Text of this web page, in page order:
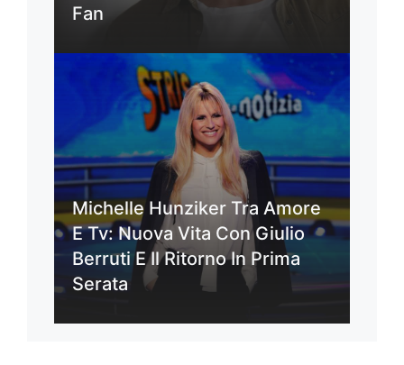
Fan
Michelle Hunziker Tra Amore
E Tv: Nuova Vita Con Giulio
Berruti E Il Ritorno In Prima
Serata